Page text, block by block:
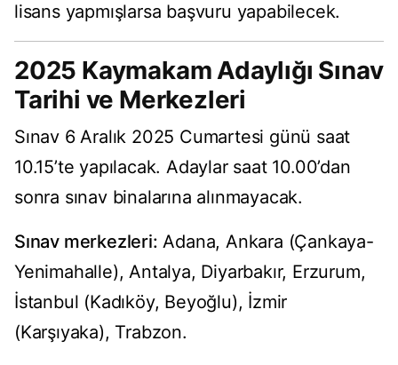
lisans yapmışlarsa başvuru yapabilecek.
2025 Kaymakam Adaylığı Sınav
Tarihi ve Merkezleri
Sınav 6 Aralık 2025 Cumartesi günü saat
10.15’te yapılacak. Adaylar saat 10.00’dan
sonra sınav binalarına alınmayacak.
Sınav merkezleri: Adana, Ankara (Çankaya-
Yenimahalle), Antalya, Diyarbakır, Erzurum,
İstanbul (Kadıköy, Beyoğlu), İzmir
(Karşıyaka), Trabzon.